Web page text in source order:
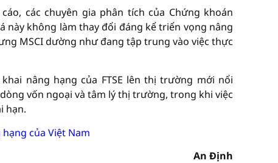
các chuyên gia phân tích của Chứng khoán
này không làm thay đổi đáng kể triển vọng nâng
MSCI dường như đang tập trung vào việc thực
nâng hạng của FTSE lên thị trường mới nổi
vốn ngoại và tâm lý thị trường, trong khi việc
hạn.
của Việt Nam
An Định